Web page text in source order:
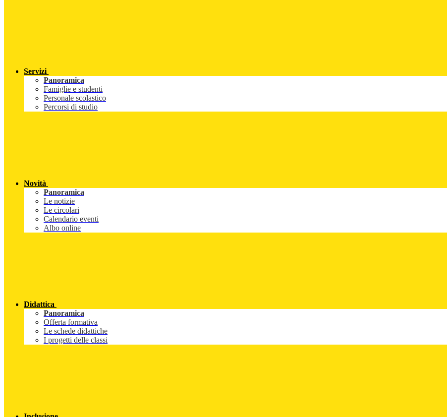
Servizi
Panoramica
Famiglie e studenti
Personale scolastico
Percorsi di studio
Novità
Panoramica
Le notizie
Le circolari
Calendario eventi
Albo online
Didattica
Panoramica
Offerta formativa
Le schede didattiche
I progetti delle classi